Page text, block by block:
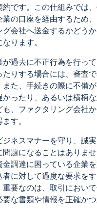
です。この仕組みでは
の口座を経由するため
会社へ送金するかどう
ります。
が過去に不正行為を行っ
りする場合には、審査
た、手続きの際に不備
かったり、あるいは横柄
、ファクタリング会社
す。
ジネスマナーを守り、誠
題になることはありま
金調達に困っている企業
に対して過度な要求を
要なのは、取引におい
な書類や情報を正確か